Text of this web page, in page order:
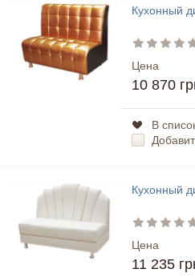
Кухонный
Цена
10 870
В
Кухонный
Цена
11 235